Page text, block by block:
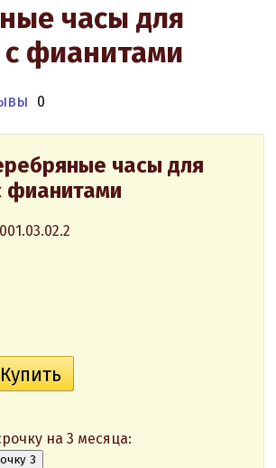
часы для
фианитами
0
часы для
на 3 месяца:
3